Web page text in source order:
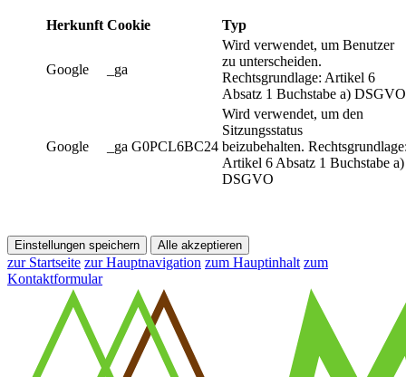
Herkunft Cookie Typ
Google _ga
Wird verwendet, um Benutzer
zu unterscheiden.
Rechtsgrundlage: Artikel 6
Absatz 1 Buchstabe a) DSGVO
Google _ga G0PCL6BC24
Wird verwendet, um den
Sitzungsstatus
beizubehalten.
Artikel 6 Absatz 1 Buchstabe a)
DSGVO
Einstellungen speichern Alle akzeptieren
zur Startseite zur Hauptnavigation zum Hauptinhalt zum
Kontaktformular